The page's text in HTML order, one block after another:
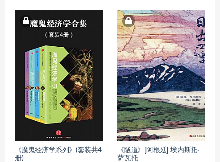
《魔鬼经济学系列》(套装共4
册)
《隧道》[阿根廷] 埃内斯托·
萨瓦托